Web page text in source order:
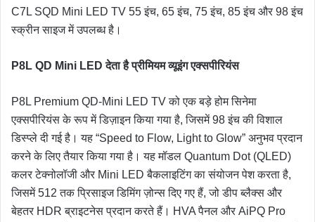
C7L SQD Mini LED TV 55 इंच, 65 इंच, 75 इंच, 85 इंच और 98 इंच
स्क्रीन साइज में उपलब्ध है।
P8L QD Mini LEDदेताहैप्रीमियमव्यूइंगएक्सपीरियंस
P8L Premium QD-Mini LED TV को एक बड़े होम सिनेमा
एक्सपीरियंस के रूप में डिज़ाइन किया गया है, जिसमें 98 इंच की विशाल
डिस्प्ले दी गई है। यह “Speed to Flow, Light to Glow” अनुभव प्रदान
करने के लिए तैयार किया गया है। यह मॉडल Quantum Dot (QLED)
कलर टेक्नोलॉजी और Mini LED बैकलाइटिंग का संयोजन पेश करता है,
जिसमें 512 तक प्रिसाइज डिमिंग ज़ोन्स दिए गए हैं, जो डीप ब्लैक्स और
बेहतर HDR ब्राइटनेस प्रदान करते हैं। HVA पैनल और AiPQ Pro